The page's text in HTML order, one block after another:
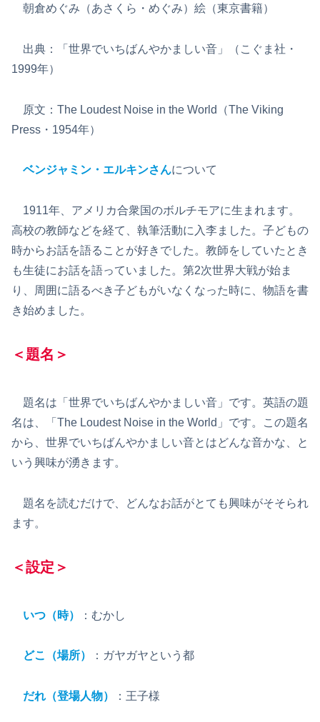
朝倉めぐみ（あさくら・めぐみ）絵（東京書籍）
出典：「世界でいちばんやかましい音」（こぐま社・
1999年）
原文：The Loudest Noise in the World（The Viking
Press・1954年）
ベンジャミン・エルキンさんについて
1911年、アメリカ合衆国のボルチモアに生まれます。
高校の教師などを経て、執筆活動に入李ました。子どもの
時からお話を語ることが好きでした。教師をしていたとき
も生徒にお話を語っていました。第2次世界大戦が始ま
り、周囲に語るべき子どもがいなくなった時に、物語を書
き始めました。
＜題名＞
題名は「世界でいちばんやかましい音」です。英語の題
名は、「The Loudest Noise in the World」です。この題名
から、世界でいちばんやかましい音とはどんな音かな、と
いう興味が湧きます。
題名を読むだけで、どんなお話がとても興味がそそられ
ます。
＜設定＞
いつ（時） ：むかし
どこ（場所） ：ガヤガヤという都
だれ（登場人物） ：王子様